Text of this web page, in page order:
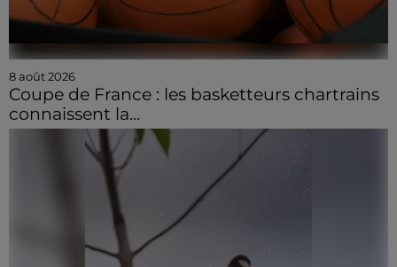
8 août 2026
Coupe de France : les basketteurs chartrains
connaissent la...